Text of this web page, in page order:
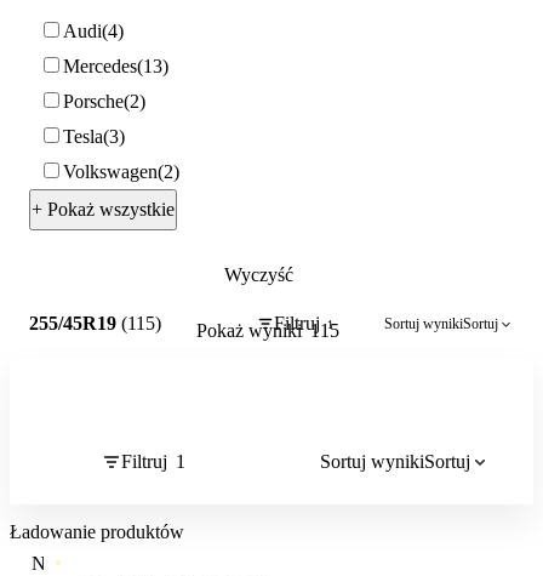
Audi 4
Mercedes 13
Porsche 2
Tesla 3
Volkswagen 2
+ Pokaż wszystkie
Wyczyść
Pokaż wyniki 115
255/45R19 (115) Filtruj 1 Sortuj wynikiSortuj
Filtruj 1 Sortuj wynikiSortuj
Ładowanie produktów
NAJWYŻSZA JAKOŚĆ